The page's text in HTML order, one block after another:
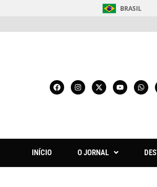
BRASIL
INÍCIO O JORNAL